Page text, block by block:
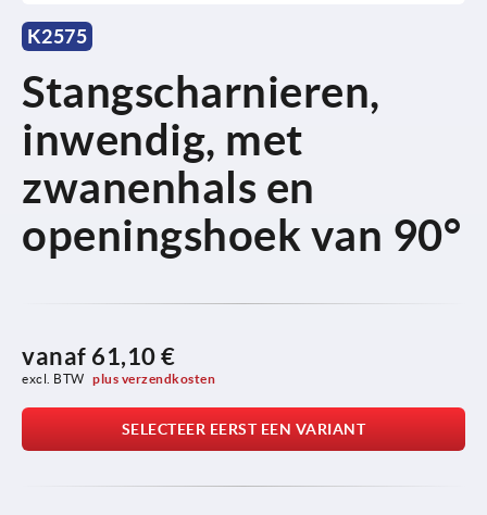
K2575
Stangscharnieren,
inwendig, met
zwanenhals en
openingshoek van 90°
vanaf 61,10 €
excl. BTW plus verzendkosten
SELECTEER EERST EEN VARIANT